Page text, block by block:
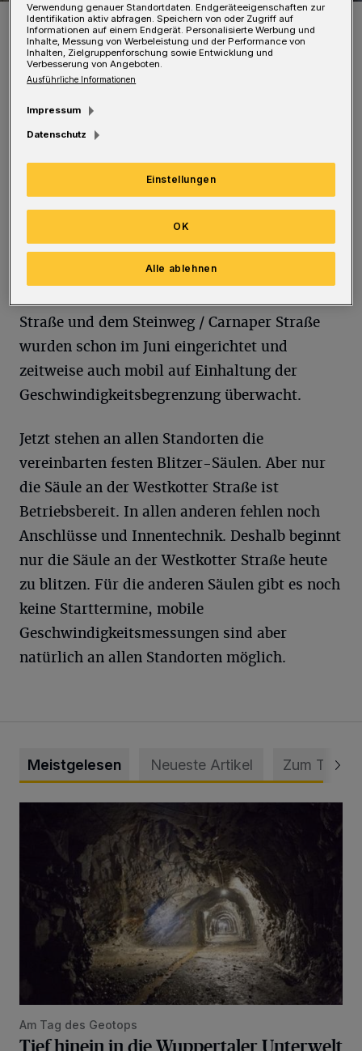
Auf dem Foto war der Blitzer an der Westkotter Straße noch im Bau.
Nun ist er aber einsatzbereit.
Foto: Simone Bahrmann
ist Teil der Vereinbarung mit der Deutschen
Umwelthilfe. Die
Geschwindigkeitsbegrenzungen sollen helfen,
die Luftwerte in Wuppertal zu verbessern. Die
Tempo-40-Zonen „An der Gathe“, der Briller
Straße und dem Steinweg / Carnaper Straße
wurden schon im Juni eingerichtet und
zeitweise auch mobil auf Einhaltung der
Geschwindigkeitsbegrenzung überwacht.
Jetzt stehen an allen Standorten die
vereinbarten festen Blitzer-Säulen. Aber nur
die Säule an der Westkotter Straße ist
Betriebsbereit. In allen anderen fehlen noch
Anschlüsse und Innentechnik. Deshalb beginnt
nur die Säule an der Westkotter Straße heute
zu blitzen. Für die anderen Säulen gibt es noch
keine Starttermine, mobile
Geschwindigkeitsmessungen sind aber
natürlich an allen Standorten möglich.
Meistgelesen Neueste Artikel Zum Thema
Am Tag des Geotops
Tief hinein in die Wuppertaler Unterwelt
Verwendung genauer Standortdaten. Endgeräteeigenschaften zur
Identifikation aktiv abfragen. Speichern von oder Zugriff auf
Informationen auf einem Endgerät. Personalisierte Werbung und
Inhalte, Messung von Werbeleistung und der Performance von
Inhalten, Zielgruppenforschung sowie Entwicklung und
Verbesserung von Angeboten.
Ausführliche Informationen
Impressum
Datenschutz
Einstellungen
Alle ablehnen
OK